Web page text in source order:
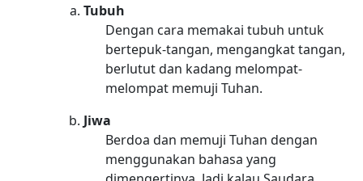
Tubuh
Dengan cara memakai tubuh untuk
bertepuk-tangan, mengangkat tangan,
berlutut dan kadang melompat-
melompat memuji Tuhan.
Jiwa
Berdoa dan memuji Tuhan dengan
menggunakan bahasa yang